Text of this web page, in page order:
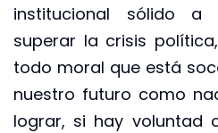
institucional sólido
superar la crisis
todo moral que está
nuestro futuro como
lograr, si hay voluntad